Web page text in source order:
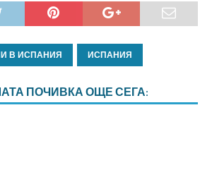
В ИСПАНИЯ ИСПАНИЯ
ПОЧИВКА ОЩЕ СЕГА: